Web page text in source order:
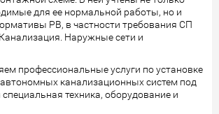
для ее нормальной работы, но и
РВ, в частности требования СП
Наружные сети и
профессиональные услуги по установке
канализационных систем под
техника, оборудование и